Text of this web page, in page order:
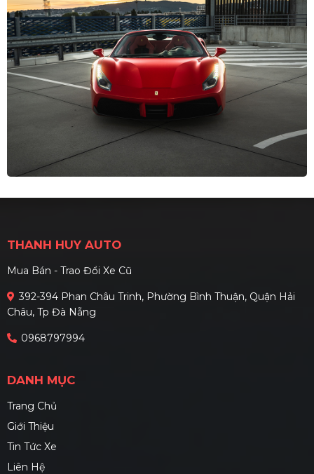
THANH HUY AUTO
Mua Bán - Trao Đổi Xe Cũ
392-394 Phan Châu Trinh, Phường Bình Thuận, Quận Hải
Châu, Tp Đà Nẵng
0968797994
DANH MỤC
Trang Chủ
Giới Thiệu
Tin Tức Xe
Liên Hệ